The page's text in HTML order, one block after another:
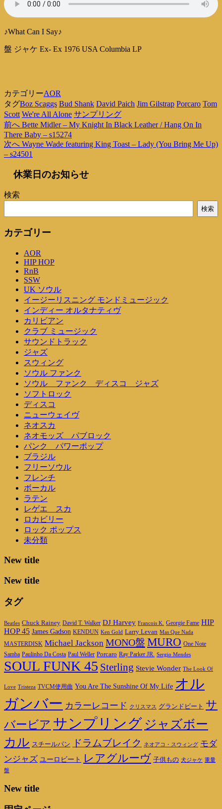
♪What Can I Say♪
盤 ジャケ Ex- Ex 1976 USA Columbia LP
カテゴリーAOR
タグBoz Scaggs Bud Shank David Paich Jim Gilstrap Porcaro Tom
Scott We're All Alone サンプリング
投
稿
ナ
ビ
ゲ
ョ
過
去
の
投
前へ Bette Midler – My Knight In Black Leather / Hang On In
There Baby – s15274
次
の
次へ Wayne Wade featuring King Toast – Lady (You Bring Me Up)
– s24501
休業日のお知らせ
検索
検索
カテゴリー
AOR
HIP HOP
RnB
SSW
UK ソウル
イージーリスニング モンドミュージック
インディー オルタナティヴ
カリビアン
クラブ ミュージック
サウンドトラック
ジャズ
スウィング
ソウル ファンク
ソウル ファンク ディスコ ジャズ
ソフトロック
ディスコ
ニューウェイヴ
ネオスカ
ネオモッズ パブロック
パンク パワーポップ
ブラジル
フリーソウル
フレンチ
ボーカル
ラテン
レゲエ スカ
ロカビリー
ロック ポップス
未分類
New title
New title
タグ
Beatles Chuck Rainey David T. Walker DJ Harvey Francois K. Georgie Fame HIP
HOP 45 James Gadson KENDUN Ken Gold Larry Levan Mas Que Nada
MASTERDISK Michael Jackson MONO盤 MURO One Note
Samba Paulinho Da Costa Paul Weller Porcaro Ray Parker JR. Sergio Mendes
SOUL FUNK 45 Sterling Stevie Wonder The Look Of
Love Tristeza TVCM使用曲 You Are The Sunshine Of My Life オル
ガンバー カラーレコード クリスマス グランドビート サ
バービア サンプリング ジャズボー
カル スチールパン ドラムブレイク ネオアコ・スウィング モダ
ンジャズ ユーロビート レアグルーヴ 子供もの 犬ジャケ 重量
盤
New title